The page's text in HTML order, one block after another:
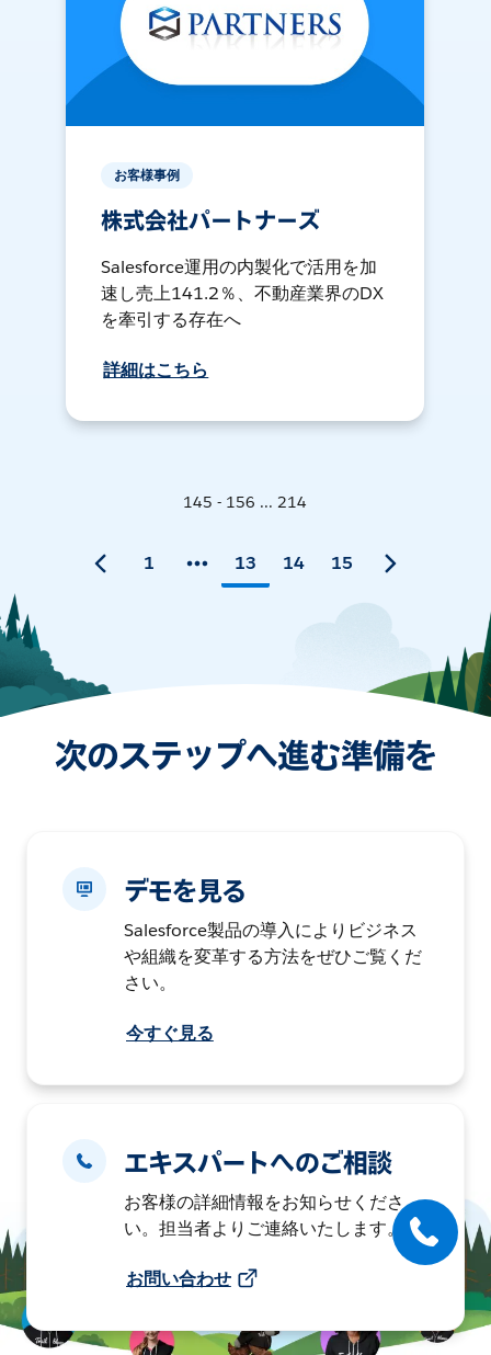
お客様事例
株式会社パートナーズ
Salesforce運用の内製化で活用を加
速し売上141.2％、不動産業界のDX
を牽引する存在へ
詳細はこちら
145 - 156 ... 214
1 13 14 15
次のステップへ進む準備を
デモを見る
Salesforce製品の導入によりビジネス
や組織を変革する方法をぜひご覧くだ
さい。
今すぐ見る
エキスパートへのご相談
お客様の詳細情報をお知らせくださ
い。担当者よりご連絡いたします。
お問い合わせ